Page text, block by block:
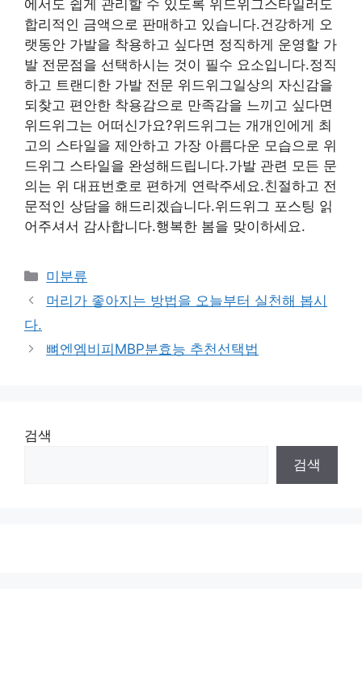
에서도 쉽게 관리할 수 있도록 위드위그스타일러도
합리적인 금액으로 판매하고 있습니다.건강하게 오
랫동안 가발을 착용하고 싶다면 정직하게 운영할 가
발 전문점을 선택하시는 것이 필수 요소입니다.정직
하고 트랜디한 가발 전문 위드위그일상의 자신감을
되찾고 편안한 착용감으로 만족감을 느끼고 싶다면
위드위그는 어떠신가요?위드위그는 개개인에게 최
고의 스타일을 제안하고 가장 아름다운 모습으로 위
드위그 스타일을 완성해드립니다.가발 관련 모든 문
의는 위 대표번호로 편하게 연락주세요.친절하고 전
문적인 상담을 해드리겠습니다.위드위그 포스팅 읽
어주셔서 감사합니다.행복한 봄을 맞이하세요.
Categories
미분류
머리가 좋아지는 방법을 오늘부터 실천해 봅시
다.
뼈엔엠비피MBP분효능 추천선택법
검색
검색